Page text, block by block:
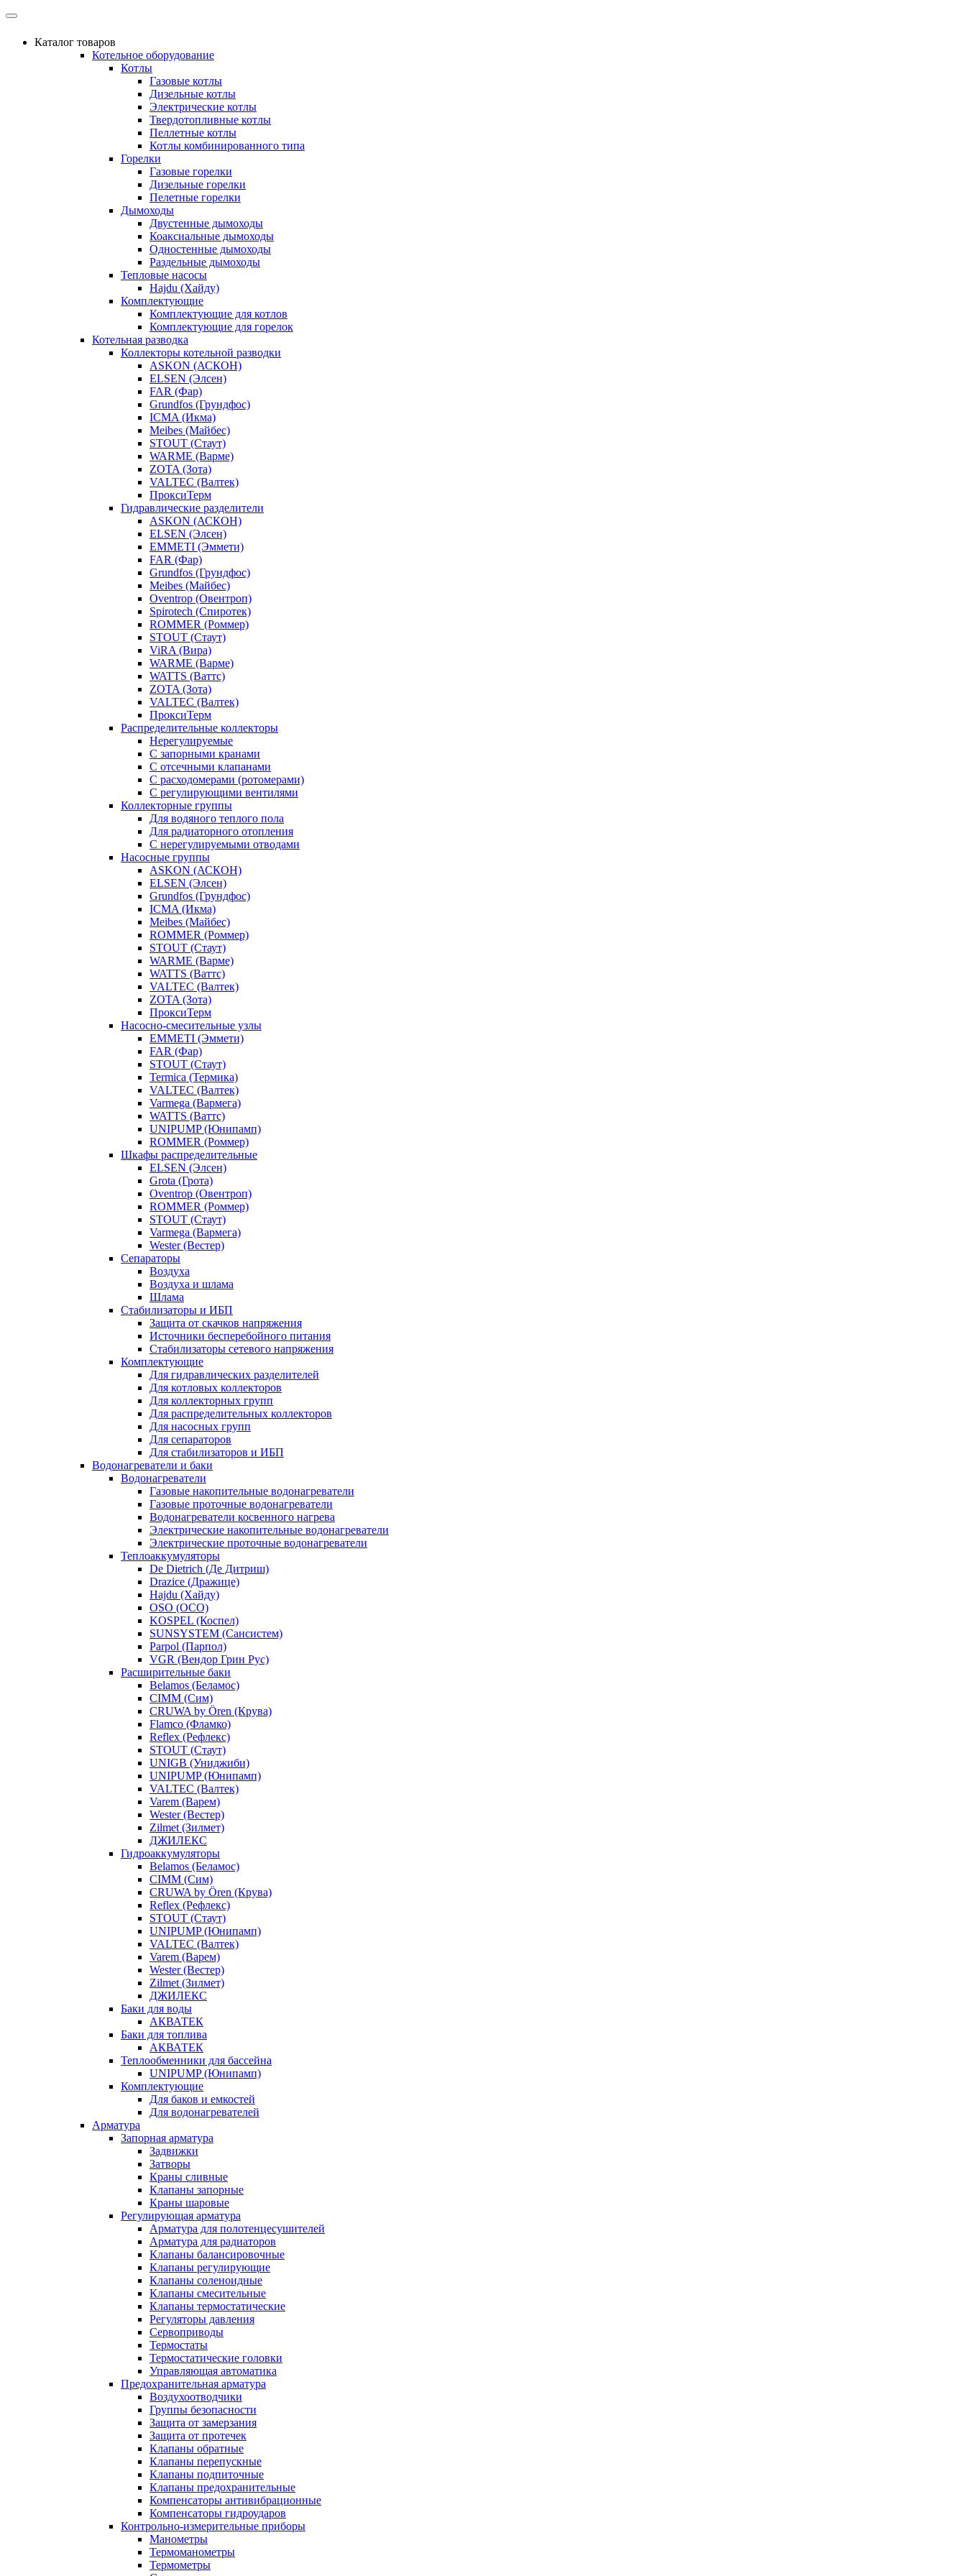
Каталог товаров
Котельное оборудование
Котлы
Газовые котлы
Дизельные котлы
Электрические котлы
Твердотопливные котлы
Пеллетные котлы
Котлы комбинированного типа
Горелки
Газовые горелки
Дизельные горелки
Пелетные горелки
Дымоходы
Двустенные дымоходы
Коаксиальные дымоходы
Одностенные дымоходы
Раздельные дымоходы
Тепловые насосы
Hajdu (Хайду)
Комплектующие
Комплектующие для котлов
Комплектующие для горелок
Котельная разводка
Коллекторы котельной разводки
ASKON (АСКОН)
ELSEN (Элсен)
FAR (Фар)
Grundfos (Грундфос)
ICMA (Икма)
Meibes (Майбес)
STOUT (Стаут)
WARME (Варме)
ZOTA (Зота)
VALTEC (Валтек)
ПроксиТерм
Гидравлические разделители
ASKON (АСКОН)
ELSEN (Элсен)
EMMETI (Эммети)
FAR (Фар)
Grundfos (Грундфос)
Meibes (Майбес)
Oventrop (Овентроп)
Spirotech (Спиротек)
ROMMER (Роммер)
STOUT (Стаут)
ViRA (Вира)
WARME (Варме)
WATTS (Ваттс)
ZOTA (Зота)
VALTEC (Валтек)
ПроксиТерм
Распределительные коллекторы
Нерегулируемые
С запорными кранами
С отсечными клапанами
С расходомерами (ротомерами)
С регулирующими вентилями
Коллекторные группы
Для водяного теплого пола
Для радиаторного отопления
С нерегулируемыми отводами
Насосные группы
ASKON (АСКОН)
ELSEN (Элсен)
Grundfos (Грундфос)
ICMA (Икма)
Meibes (Майбес)
ROMMER (Роммер)
STOUT (Стаут)
WARME (Варме)
WATTS (Ваттс)
VALTEC (Валтек)
ZOTA (Зота)
ПроксиТерм
Насосно-смесительные узлы
EMMETI (Эммети)
FAR (Фар)
STOUT (Стаут)
Termica (Термика)
VALTEC (Валтек)
Varmega (Вармега)
WATTS (Ваттс)
UNIPUMP (Юнипамп)
ROMMER (Роммер)
Шкафы распределительные
ELSEN (Элсен)
Grota (Грота)
Oventrop (Овентроп)
ROMMER (Роммер)
STOUT (Стаут)
Varmega (Вармега)
Wester (Вестер)
Сепараторы
Воздуха
Воздуха и шлама
Шлама
Стабилизаторы и ИБП
Защита от скачков напряжения
Источники бесперебойного питания
Стабилизаторы сетевого напряжения
Комплектующие
Для гидравлических разделителей
Для котловых коллекторов
Для коллекторных групп
Для распределительных коллекторов
Для насосных групп
Для сепараторов
Для стабилизаторов и ИБП
Водонагреватели и баки
Водонагреватели
Газовые накопительные водонагреватели
Газовые проточные водонагреватели
Водонагреватели косвенного нагрева
Электрические накопительные водонагреватели
Электрические проточные водонагреватели
Теплоаккумуляторы
De Dietrich (Де Дитриш)
Drazice (Дражице)
Hajdu (Хайду)
OSO (ОСО)
KOSPEL (Коспел)
SUNSYSTEM (Сансистем)
Parpol (Парпол)
VGR (Вендор Грин Рус)
Расширительные баки
Belamos (Беламос)
CIMM (Сим)
CRUWA by Ören (Крува)
Flamco (Фламко)
Reflex (Рефлекс)
STOUT (Стаут)
UNIGB (Униджиби)
UNIPUMP (Юнипамп)
VALTEC (Валтек)
Varem (Варем)
Wester (Вестер)
Zilmet (Зилмет)
ДЖИЛЕКС
Гидроаккумуляторы
Belamos (Беламос)
CIMM (Сим)
CRUWA by Ören (Крува)
Reflex (Рефлекс)
STOUT (Стаут)
UNIPUMP (Юнипамп)
VALTEC (Валтек)
Varem (Варем)
Wester (Вестер)
Zilmet (Зилмет)
ДЖИЛЕКС
Баки для воды
АКВАТЕК
Баки для топлива
АКВАТЕК
Теплообменники для бассейна
UNIPUMP (Юнипамп)
Комплектующие
Для баков и емкостей
Для водонагревателей
Арматура
Запорная арматура
Задвижки
Затворы
Краны сливные
Клапаны запорные
Краны шаровые
Регулирующая арматура
Арматура для полотенцесушителей
Арматура для радиаторов
Клапаны балансировочные
Клапаны регулирующие
Клапаны соленоидные
Клапаны смесительные
Клапаны термостатические
Регуляторы давления
Сервоприводы
Термостаты
Термостатические головки
Управляющая автоматика
Предохранительная арматура
Воздухоотводчики
Группы безопасности
Защита от замерзания
Защита от протечек
Клапаны обратные
Клапаны перепускные
Клапаны подпиточные
Клапаны предохранительные
Компенсаторы антивибрационные
Компенсаторы гидроударов
Контрольно-измерительные приборы
Манометры
Термоманометры
Термометры